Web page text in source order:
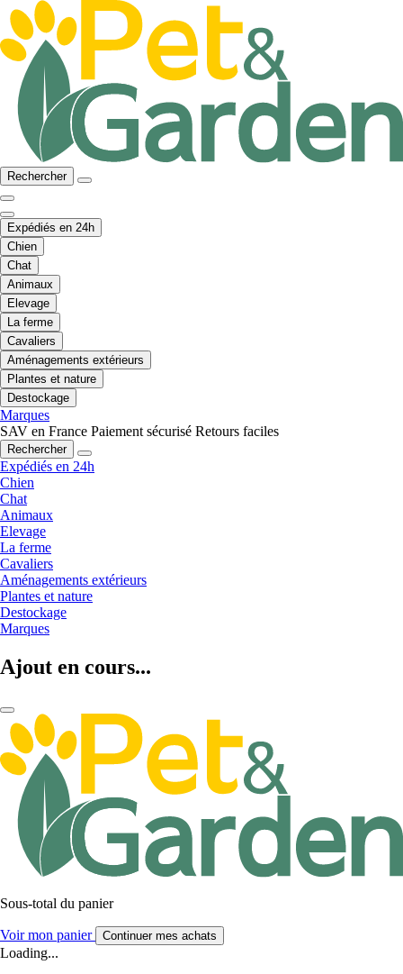
Rechercher
Expédiés en 24h
Chien
Chat
Animaux
Elevage
La ferme
Cavaliers
Aménagements extérieurs
Plantes et nature
Destockage
Marques
SAV en France Paiement sécurisé Retours faciles
Rechercher
Expédiés en 24h
Chien
Chat
Animaux
Elevage
La ferme
Cavaliers
Aménagements extérieurs
Plantes et nature
Destockage
Marques
Ajout en cours...
Sous-total du panier
Voir mon panier Continuer mes achats
Loading...